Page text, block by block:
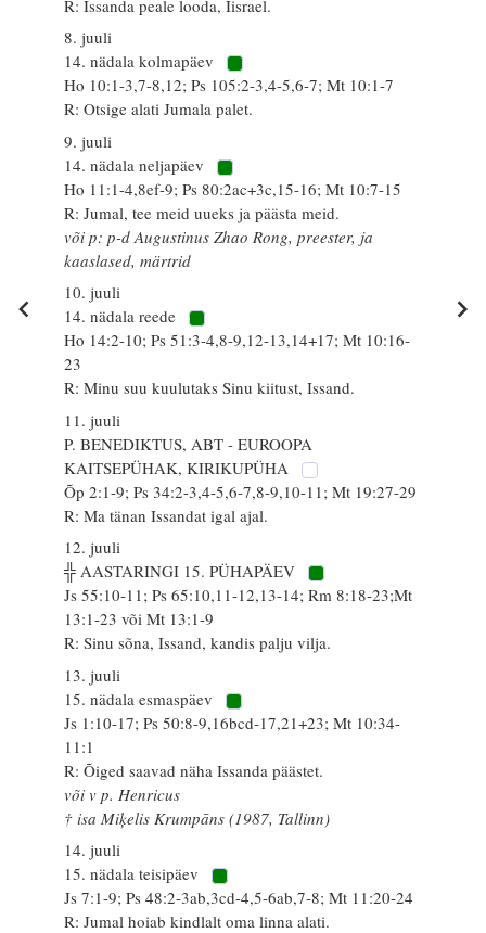
R: Issanda peale looda, Iisrael.
8. juuli
14. nädala kolmapäev
Ho 10:1-3,7-8,12; Ps 105:2-3,4-5,6-7; Mt 10:1-7
R: Otsige alati Jumala palet.
9. juuli
14. nädala neljapäev
Ho 11:1-4,8ef-9; Ps 80:2ac+3c,15-16; Mt 10:7-15
R: Jumal, tee meid uueks ja päästa meid.
või p: p-d Augustinus Zhao Rong, preester, ja
kaaslased, märtrid
10. juuli
14. nädala reede
Ho 14:2-10; Ps 51:3-4,8-9,12-13,14+17; Mt 10:16-
23
R: Minu suu kuulutaks Sinu kiitust, Issand.
11. juuli
P. BENEDIKTUS, ABT - EUROOPA
KAITSEPÜHAK, KIRIKUPÜHA
Õp 2:1-9; Ps 34:2-3,4-5,6-7,8-9,10-11; Mt 19:27-29
R: Ma tänan Issandat igal ajal.
12. juuli
╬ AASTARINGI 15. PÜHAPÄEV
Js 55:10-11; Ps 65:10,11-12,13-14; Rm 8:18-23;Mt
13:1-23 või Mt 13:1-9
R: Sinu sõna, Issand, kandis palju vilja.
13. juuli
15. nädala esmaspäev
Js 1:10-17; Ps 50:8-9,16bcd-17,21+23; Mt 10:34-
11:1
R: Õiged saavad näha Issanda päästet.
või v p. Henricus
† isa Miķelis Krumpāns (1987, Tallinn)
14. juuli
15. nädala teisipäev
Js 7:1-9; Ps 48:2-3ab,3cd-4,5-6ab,7-8; Mt 11:20-24
R: Jumal hoiab kindlalt oma linna alati.